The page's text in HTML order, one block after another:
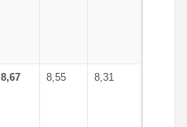
8,67 8,55 8,31